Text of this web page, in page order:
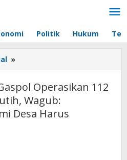
Politik Hukum
»
Kaltara
Gaspol
Operasikan
112
Koperasi
Operasikan 112
Wagub:
Desa Harus